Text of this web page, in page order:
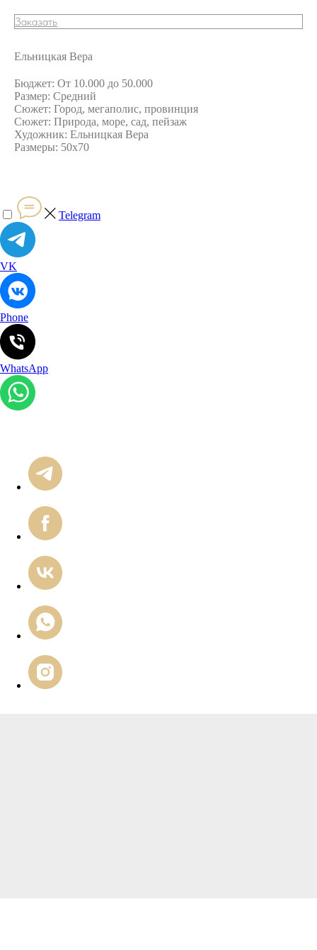
Заказать
Ельницкая Вера
Бюджет: От 10.000 до 50.000
Размер: Средний
Сюжет: Город, мегаполис, провинция
Сюжет: Природа, море, сад, пейзаж
Художник: Ельницкая Вера
Размеры: 50х70
Telegram
VK
Phone
WhatsApp